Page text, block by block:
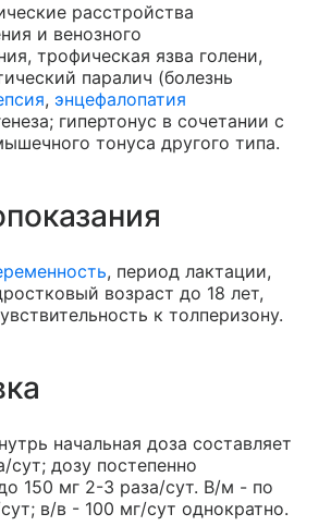
расстройства
и венозного
трофическая язва голени,
паралич (болезнь
, энцефалопатия
гипертонус в сочетании с
тонуса другого типа.
, период лактации,
возраст до 18 лет,
к толперизону.
начальная доза составляет
сут; дозу постепенно
150 мг 2-3 раза/сут. В/м - по
в/в - 100 мг/сут однократно.